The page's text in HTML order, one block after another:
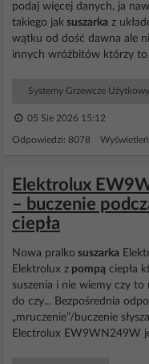
podaj więcej danych, ja
takiego jak suszarka z
wątku od dość dawna ale
innych wróżbitów którzy to
Systemy Grzewcze Użytkowy
05 Sie 2026 15:12
Odpowiedzi: 8078
Elektrolux
– buczenie
ciepła
Nowa pralko suszarka
Elektrolux z pompą ciepła
suszenia i nie wiemy czy
do czy... Bezpośrednia
„mruczenie”/buczenie
Electrolux EW9WN249W